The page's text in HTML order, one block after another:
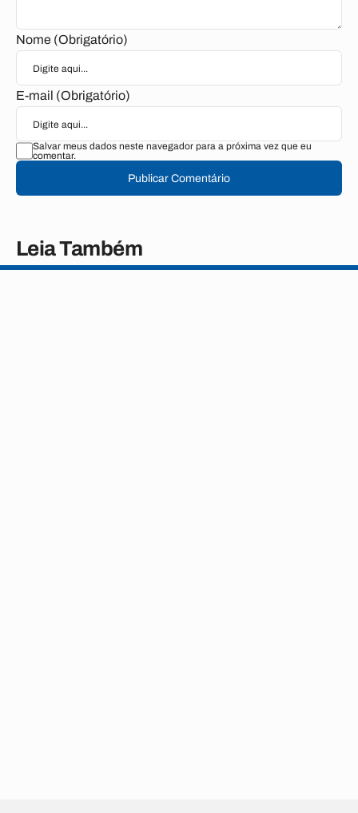
Nome (Obrigatório)
E-mail (Obrigatório)
Salvar meus dados neste navegador para a próxima vez que eu
comentar.
Publicar Comentário
Leia Também